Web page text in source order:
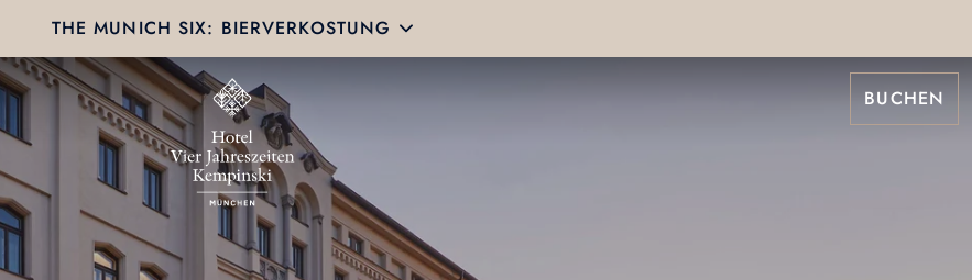
THE MUNICH SIX: BIERVERKOSTUNG
BUCHEN